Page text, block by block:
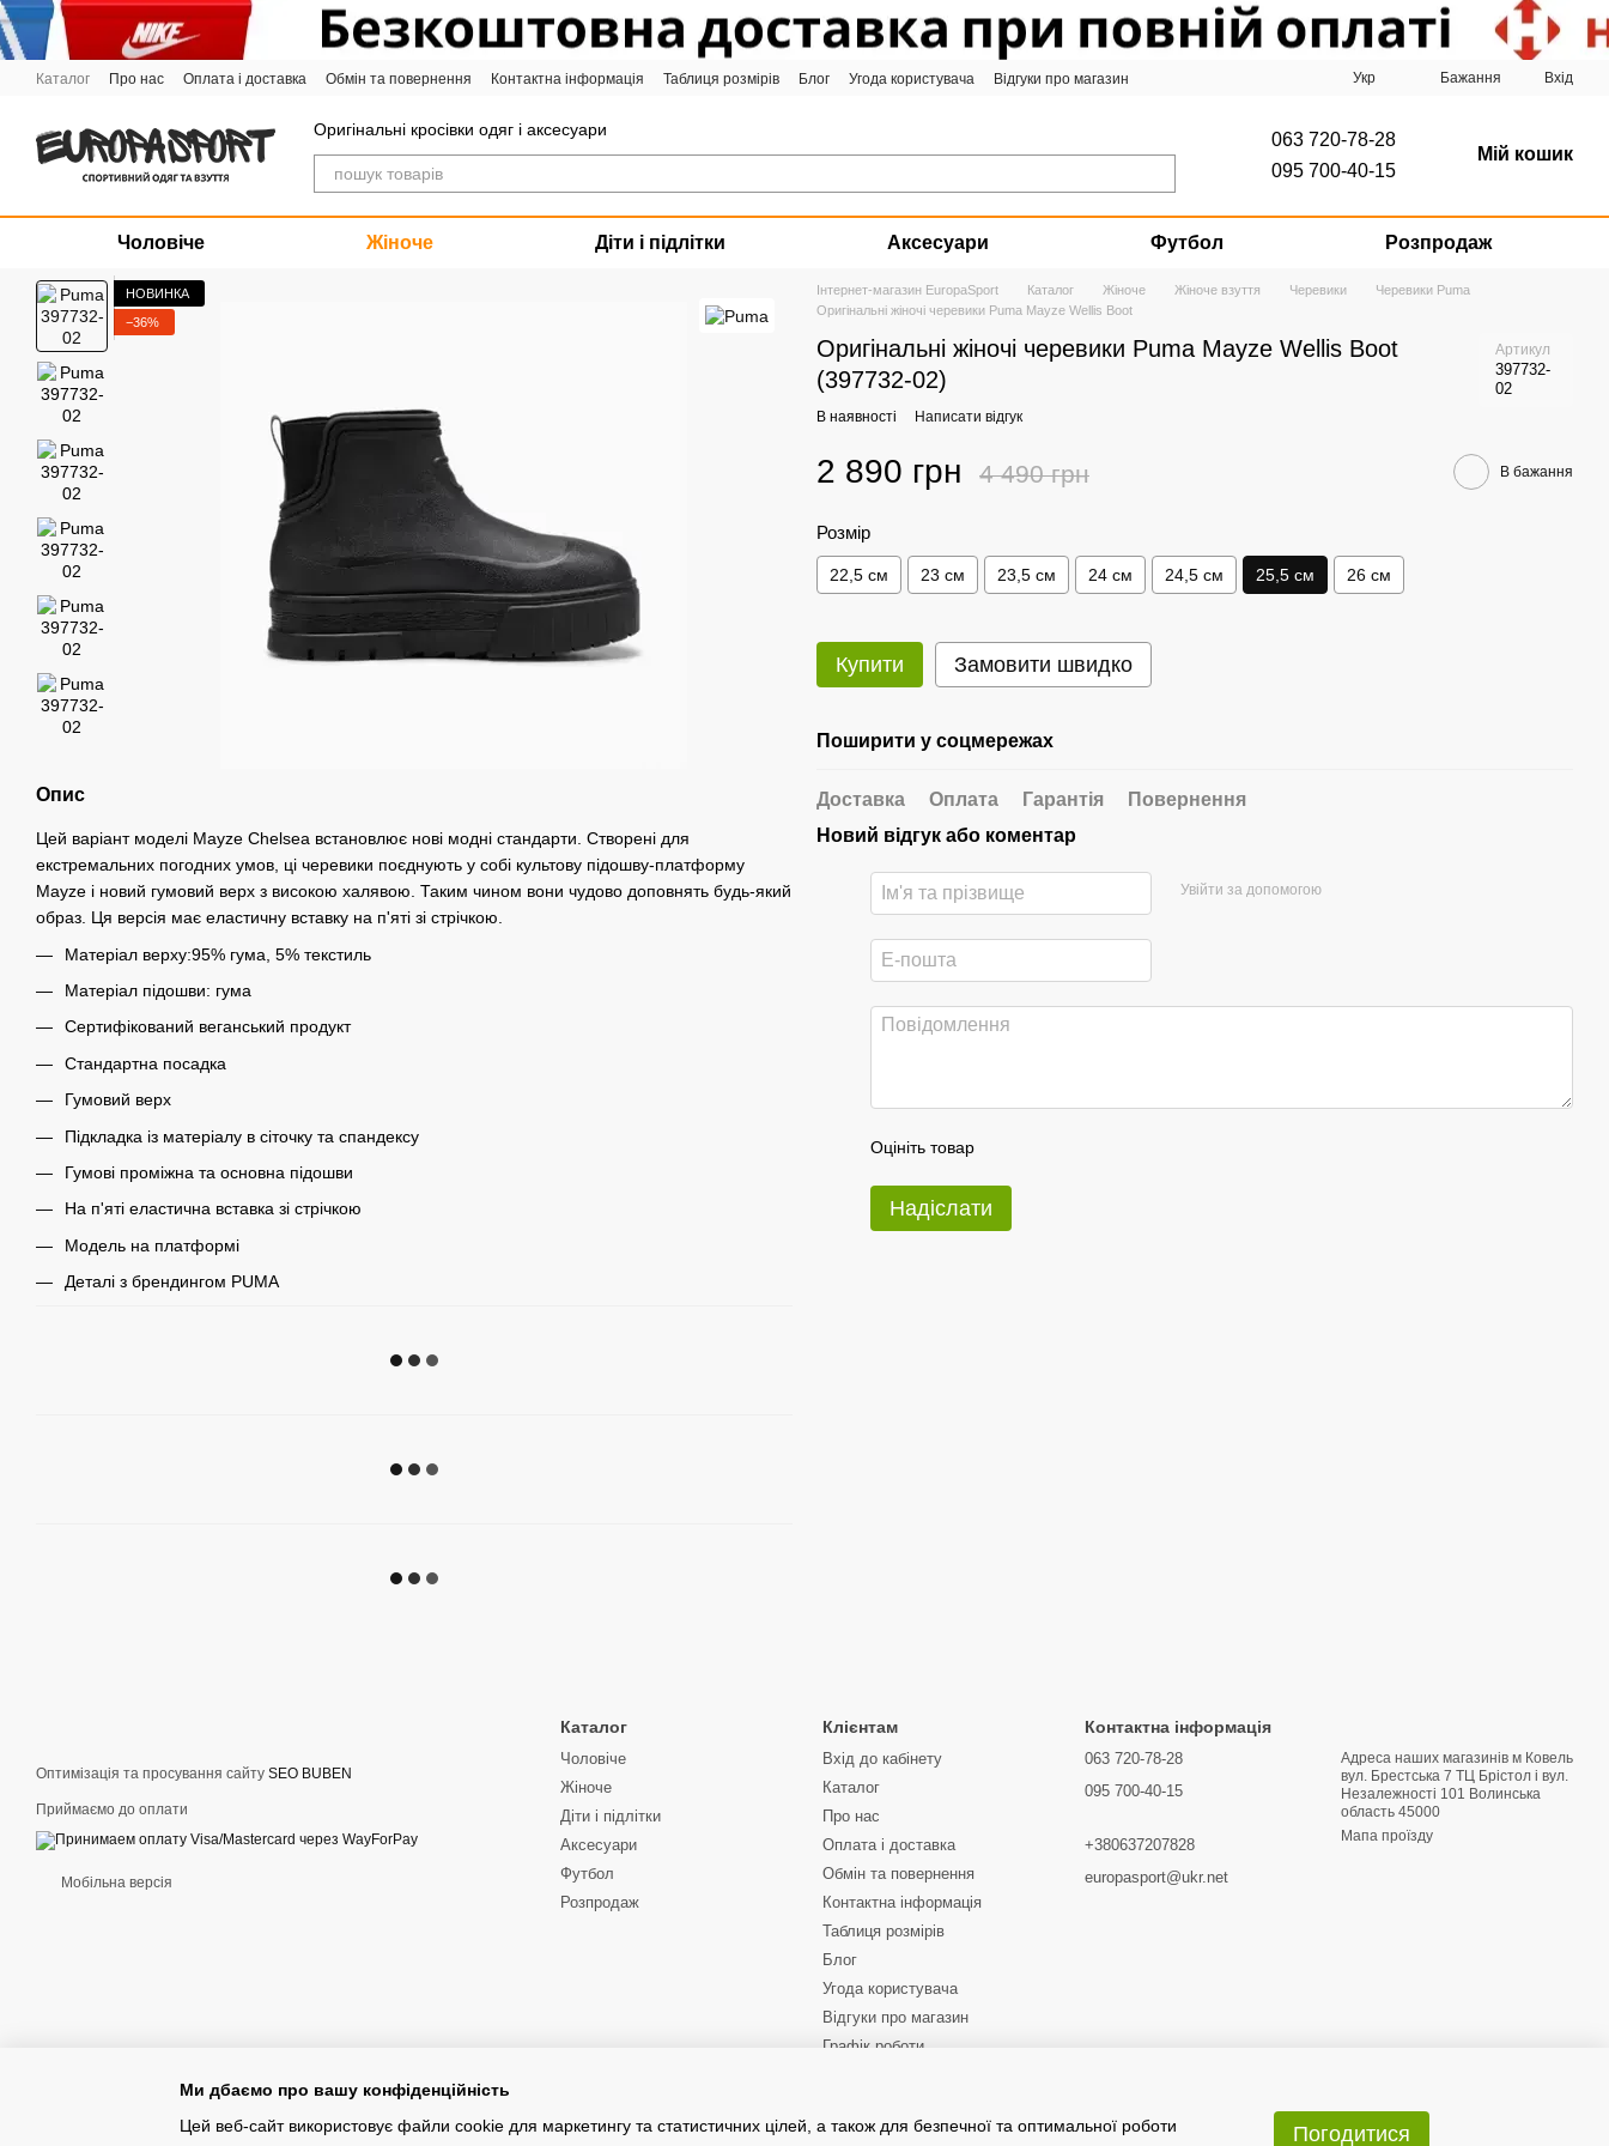
Перейти до основного контенту
Каталог Про нас Оплата і доставка Обмін та повернення Контактна інформація Таблиця розмірів Блог Угода користувача
Відгуки про магазин
Укр Бажання Вхід
Оригінальні кросівки одяг і аксесуари
063 720-78-28
095 700-40-15
Мій кошик
Чоловіче Жіноче Діти і підлітки Аксесуари Футбол Розпродаж
НОВИНКА
−36%
Опис
Цей варіант моделі Mayze Chelsea встановлює нові модні стандарти. Створені для
екстремальних погодних умов, ці черевики поєднують у собі культову підошву-платформу
Mayze і новий гумовий верх з високою халявою. Таким чином вони чудово доповнять будь-який
образ. Ця версія має еластичну вставку на п'яті зі стрічкою.
Матеріал верху:95% гума, 5% текстиль
Матеріал підошви: гума
Сертифікований веганський продукт
Стандартна посадка
Гумовий верх
Підкладка із матеріалу в сіточку та спандексу
Гумові проміжна та основна підошви
На п'яті еластична вставка зі стрічкою
Модель на платформі
Деталі з брендингом PUMA
Інтернет-магазин EuropaSport Каталог Жіноче Жіноче взуття Черевики
Черевики Puma
Оригінальні жіночі черевики Puma Mayze Wellis Boot
Оригінальні жіночі черевики Puma Mayze Wellis Boot
(397732-02)
Артикул
397732-
02
В наявності Написати відгук
2 890 грн 4 490 грн В бажання
Розмір
22,5 см 23 см 23,5 см 24 см 24,5 см 25,5 см 26 см
Купити Замовити швидко
Поширити у соцмережах
Доставка Оплата Гарантія
Повернення
Новий відгук або коментар
Увійти за допомогою
Оцініть товар
Надіслати
Оптимізація та просування сайту SEO BUBEN
Приймаємо до оплати
Мобільна версія
Каталог
Чоловіче
Жіноче
Діти і підлітки
Аксесуари
Футбол
Розпродаж
Клієнтам
Вхід до кабінету
Каталог
Про нас
Оплата і доставка
Обмін та повернення
Контактна інформація
Таблиця розмірів
Блог
Угода користувача
Відгуки про магазин
Графік роботи
Контактна інформація
063 720-78-28
095 700-40-15
+380637207828
europasport@ukr.net
Адреса наших магазинів м Ковель
вул. Брестська 7 ТЦ Брістол і вул.
Hезалежності 101 Волинська
область 45000
Мапа проїзду
Ми дбаємо про вашу конфіденційність
Цей веб-сайт використовує файли cookie для маркетингу та статистичних цілей, а також для безпечної та оптимальної роботи
Погодитися